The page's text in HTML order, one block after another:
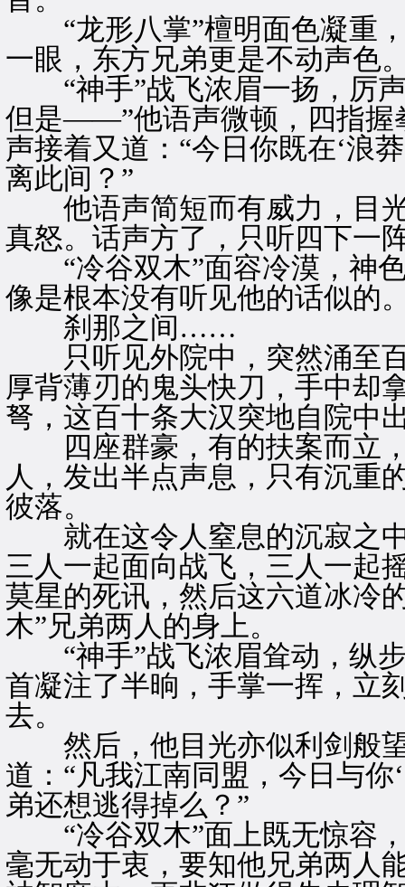
“龙形八掌”檀明面色凝重，
一眼，东方兄弟更是不动声色
“神手”战飞浓眉一扬，厉声
但是——”他语声微顿，四指握
声接着又道：“今日你既在‘浪
离此间？”
他语声简短而有威力，目光
真怒。话声方了，只听四下一
“冷谷双木”面容冷漠，神色
像是根本没有听见他的话似的
刹那之间……
只听见外院中，突然涌至百
厚背薄刃的鬼头快刀，手中却
弩，这百十条大汉突地自院中
四座群豪，有的扶案而立，
人，发出半点声息，只有沉重
彼落。
就在这令人窒息的沉寂之中
三人一起面向战飞，三人一起
莫星的死讯，然后这六道冰冷
木”兄弟两人的身上。
“神手”战飞浓眉耸动，纵步
首凝注了半晌，手掌一挥，立
去。
然后，他目光亦似利剑般望
道：“凡我江南同盟，今日与
弟还想逃得掉么？”
“冷谷双木”面上既无惊容，
毫无动于衷，要知他兄弟两人